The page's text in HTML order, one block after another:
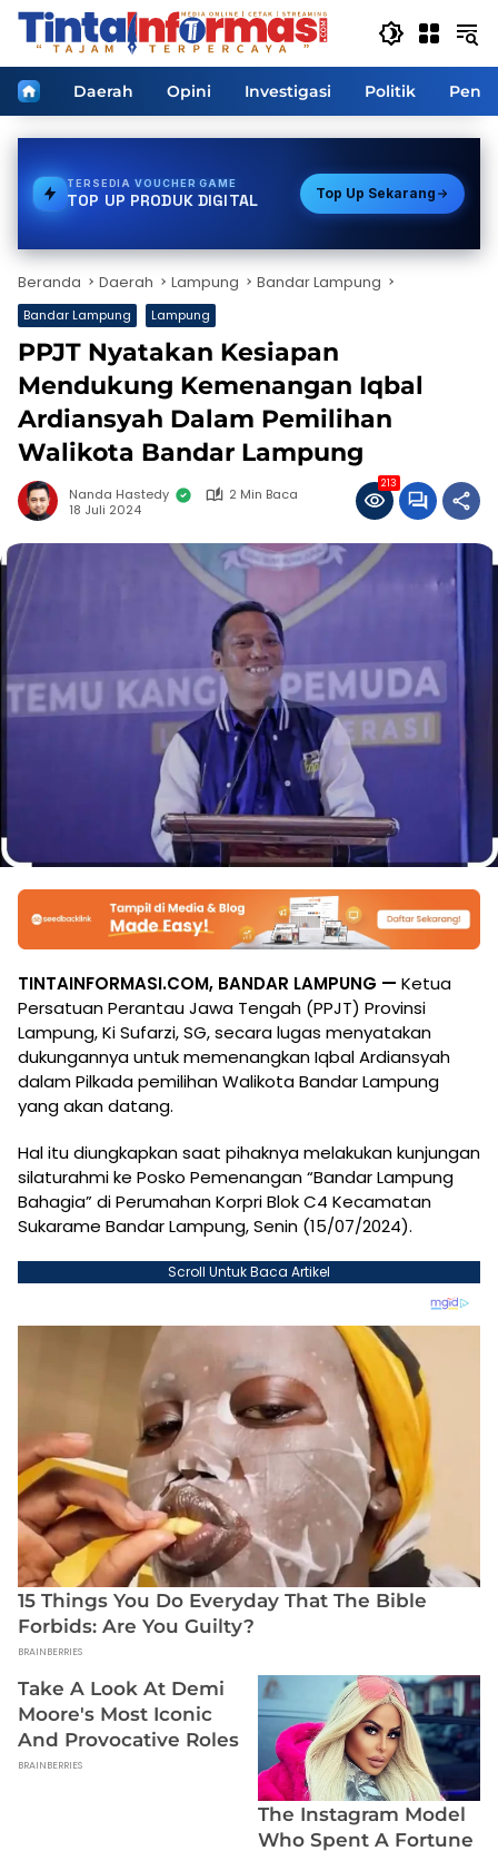
Langsung
HomeDaerah Opini Investigasi Politik
TERSEDIABPJS
TOP UP PRODUK DIGITAL Top Up Sekarang
Beranda Daerah Lampung Bandar Lampung
Bandar Lampung Lampung
PPJT Nyatakan Kesiapan
Mendukung Kemenangan Iqbal
Ardiansyah Dalam Pemilihan
Walikota Bandar Lampung
Nanda Hastedy
2 Min Baca
18 Juli 2024
213
TINTAINFORMASI.COM, BANDAR LAMPUNG — Ketua
Persatuan Perantau Jawa Tengah (PPJT) Provinsi
Lampung, Ki Sufarzi, SG, secara lugas menyatakan
dukungannya untuk memenangkan Iqbal Ardiansyah
dalam Pilkada pemilihan Walikota Bandar Lampung
yang akan datang.
Hal itu diungkapkan saat pihaknya melakukan kunjungan
silaturahmi ke Posko Pemenangan “Bandar Lampung
Bahagia” di Perumahan Korpri Blok C4 Kecamatan
Sukarame Bandar Lampung, Senin (15/07/2024).
Scroll Untuk Baca Artikel